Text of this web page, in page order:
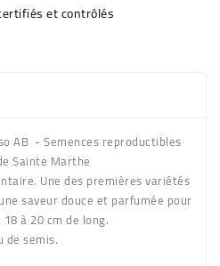
et contrôlés
AB - Semences reproductibles
Sainte Marthe
Une des premières variétés
saveur douce et parfumée pour
à 20 cm de long.
de semis.